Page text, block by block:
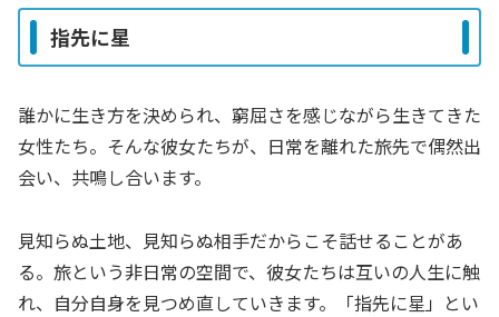
指先に星
誰かに生き方を決められ、窮屈さを感じながら生きてきた
女性たち。そんな彼女たちが、日常を離れた旅先で偶然出
会い、共鳴し合います。
見知らぬ土地、見知らぬ相手だからこそ話せることがあ
る。旅という非日常の空間で、彼女たちは互いの人生に触
れ、自分自身を見つめ直していきます。「指先に星」とい